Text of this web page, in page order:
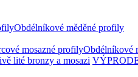
Obdélníkové měděné profily
mosazné profilyObdélníkové
lité bronzy a mosazi